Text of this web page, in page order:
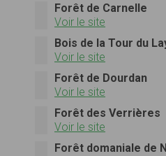
Forêt de Carnelle
Voir le site
Bois de la Tour du
Voir le site
Forêt de Dourdan
Voir le site
Forêt des Verrières
Voir le site
Forêt domaniale de